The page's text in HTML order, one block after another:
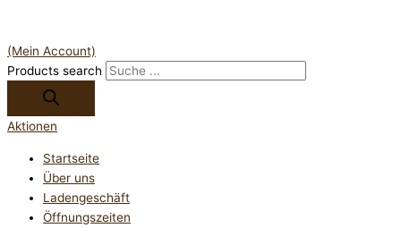
(Mein Account)
Products search
Aktionen
Startseite
Über uns
Ladengeschäft
Öffnungszeiten